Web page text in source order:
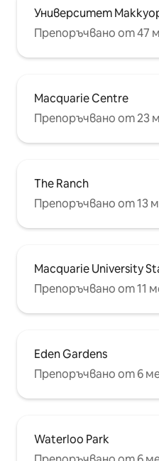
Университет
Препоръчвано от 47
Macquarie Centre
Препоръчвано от 23
The Ranch
Препоръчвано от 13
Macquarie University
Препоръчвано от 11
Eden Gardens
Препоръчвано от 6
Waterloo Park